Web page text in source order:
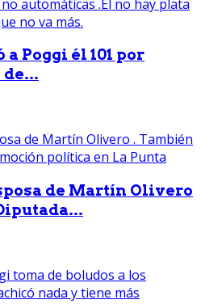
Poggi él 101 por
de Martín Olivero